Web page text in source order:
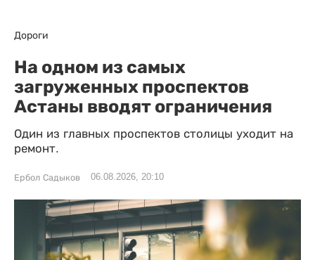
Дороги
На одном из самых
загруженных проспектов
Астаны вводят ограничения
Один из главных проспектов столицы уходит на
ремонт.
Ербол Садыков 06.08.2026, 20:10